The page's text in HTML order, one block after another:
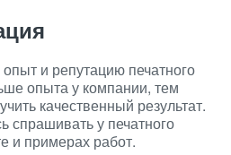
и репутацию печатного
опыта у компании, тем
качественный результат.
спрашивать у печатного
и примерах работ.